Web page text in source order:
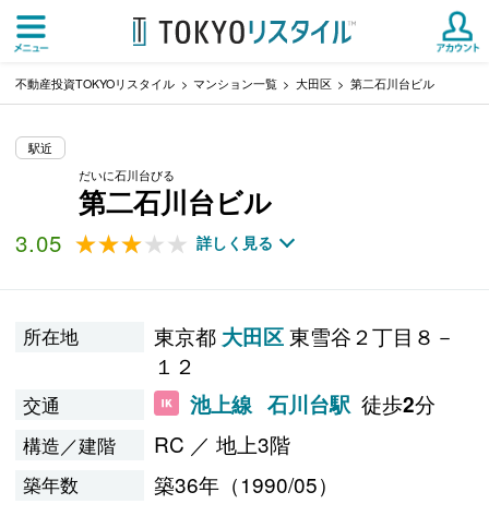
不動産投資TOKYOリスタイル マンション一覧 大田区 第二石川台ビル
駅近
だいに石川台びる
第二石川台ビル
3.05 ★★★★★
★★★★★ 詳しく見る
所在地 東京都 大田区東雪谷２丁目８－
１２
交通 池上線 石川台駅 徒歩2分
構造／建階 RC ／ 地上3階
築年数 築36年（1990/05）